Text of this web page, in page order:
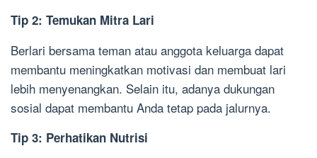
Tip 2: Temukan Mitra Lari
Berlari bersama teman atau anggota keluarga dapat
membantu meningkatkan motivasi dan membuat lari
lebih menyenangkan. Selain itu, adanya dukungan
sosial dapat membantu Anda tetap pada jalurnya.
Tip 3: Perhatikan Nutrisi